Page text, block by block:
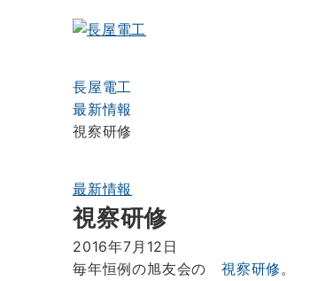
長屋電工
最新情報
視察研修
最新情報
視察研修
2016年7月12日
毎年恒例の旭友会の 視察研修。